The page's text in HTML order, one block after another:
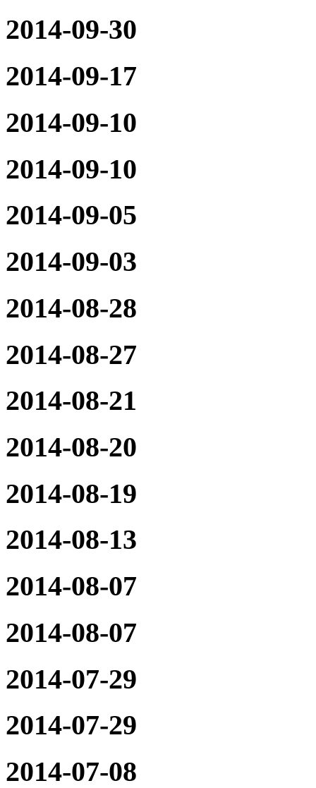
2014-09-30
2014-09-17
2014-09-10
2014-09-10
2014-09-05
2014-09-03
2014-08-28
2014-08-27
2014-08-21
2014-08-20
2014-08-19
2014-08-13
2014-08-07
2014-08-07
2014-07-29
2014-07-29
2014-07-08